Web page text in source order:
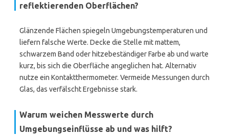
reflektierenden Oberflächen?
Glänzende Flächen spiegeln Umgebungstemperaturen und
liefern falsche Werte. Decke die Stelle mit mattem,
schwarzem Band oder hitzebeständiger Farbe ab und warte
kurz, bis sich die Oberfläche angeglichen hat. Alternativ
nutze ein Kontaktthermometer. Vermeide Messungen durch
Glas, das verfälscht Ergebnisse stark.
Warum weichen Messwerte durch
Umgebungseinflüsse ab und was hilft?